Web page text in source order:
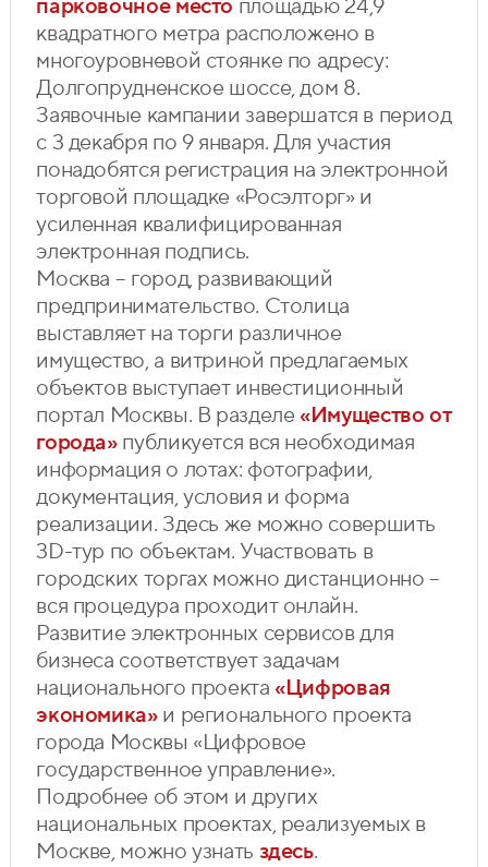
парковочное место площадью 24,9
квадратного метра расположено в
многоуровневой стоянке по адресу:
Долгопрудненское шоссе, дом 8.
Заявочные кампании завершатся в период
с 3 декабря по 9 января. Для участия
понадобятся регистрация на электронной
торговой площадке «Росэлторг» и
усиленная квалифицированная
электронная подпись.
Москва – город, развивающий
предпринимательство. Столица
выставляет на торги различное
имущество, а витриной предлагаемых
объектов выступает инвестиционный
портал Москвы. В разделе «Имущество от
города»публикуется вся необходимая
информация о лотах: фотографии,
документация, условия и форма
реализации. Здесь же можно совершить
3D-тур по объектам. Участвовать в
городских торгах можно дистанционно –
вся процедура проходит онлайн.
Развитие электронных сервисов для
бизнеса соответствует задачам
национального проекта «Цифровая
экономика»и регионального проекта
города Москвы «Цифровое
государственное управление».
Подробнее об этом и других
национальных проектах, реализуемых в
Москве, можно узнать здесь.